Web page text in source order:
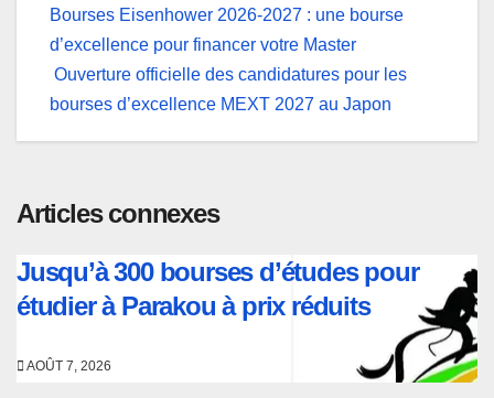
Navigation
de
l’article
Bourses Eisenhower 2026-2027 : une bourse
d’excellence pour financer votre Master
Ouverture officielle des candidatures pour les
bourses d’excellence MEXT 2027 au Japon
Articles connexes
Jusqu’à 300 bourses d’études pour
étudier à Parakou à prix réduits
AOÛT 7, 2026